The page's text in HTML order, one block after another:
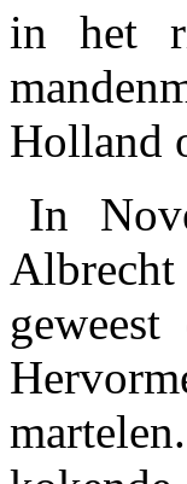
in het
Holland
In